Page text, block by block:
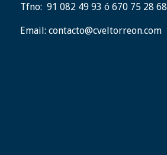
Tfno: 91 082 49 93 ó 670 75 28 68
Email: contacto@cveltorreon.com